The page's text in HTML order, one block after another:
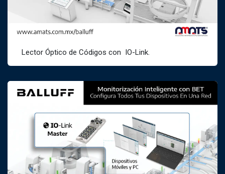
Lector Óptico de Códigos con IO-Link.